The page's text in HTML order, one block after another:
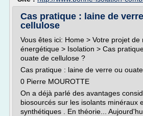
Cas pratique : laine de
cellulose
Vous êtes ici: Home > Votre projet de
énergétique > Isolation > Cas
ouate de cellulose ?
Cas pratique : laine de verre ou
0 Pierre MOUROTTE
On a déjà parlé des avantages
biosourcés sur les isolants minéraux
synthétiques . En théorie...